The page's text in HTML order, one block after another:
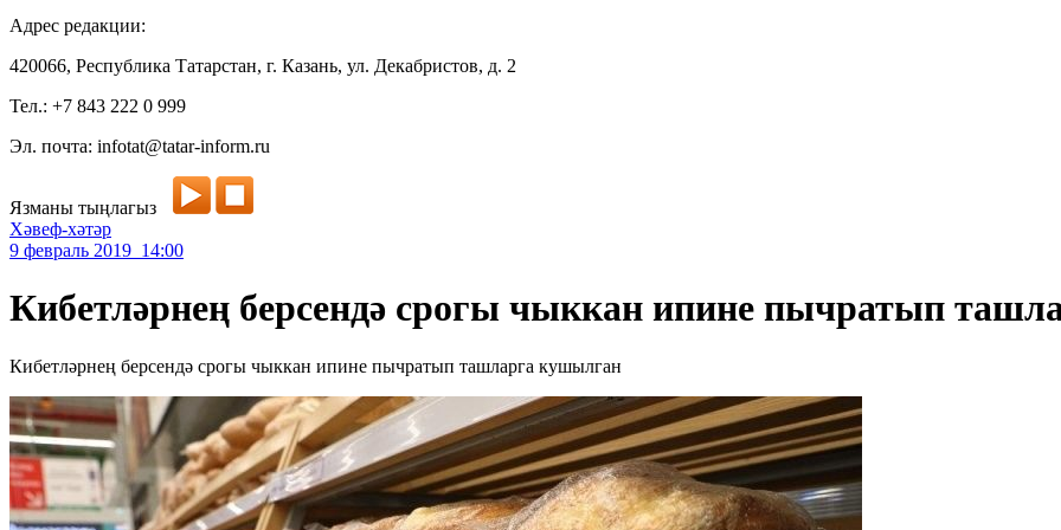
Адрес редакции:
420066, Республика Татарстан, г. Казань, ул. Декабристов, д. 2
Тел.: +7 843 222 0 999
Эл. почта: infotat@tatar-inform.ru
Язманы тыңлагыз
Хәвеф-хәтәр
9 февраль 2019 14:00
Кибетләрнең берсендә срогы чыккан ипине пычратып
Кибетләрнең берсендә срогы чыккан ипине пычратып ташларга кушылган